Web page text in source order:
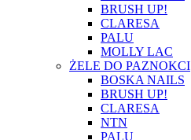
BRUSH UP!
CLARESA
PALU
MOLLY LAC
ŻELE DO PAZNOKCI
BOSKA NAILS
BRUSH UP!
CLARESA
NTN
PALU